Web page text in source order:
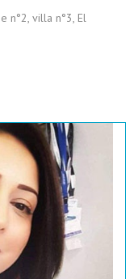
n°2, villa n°3, El